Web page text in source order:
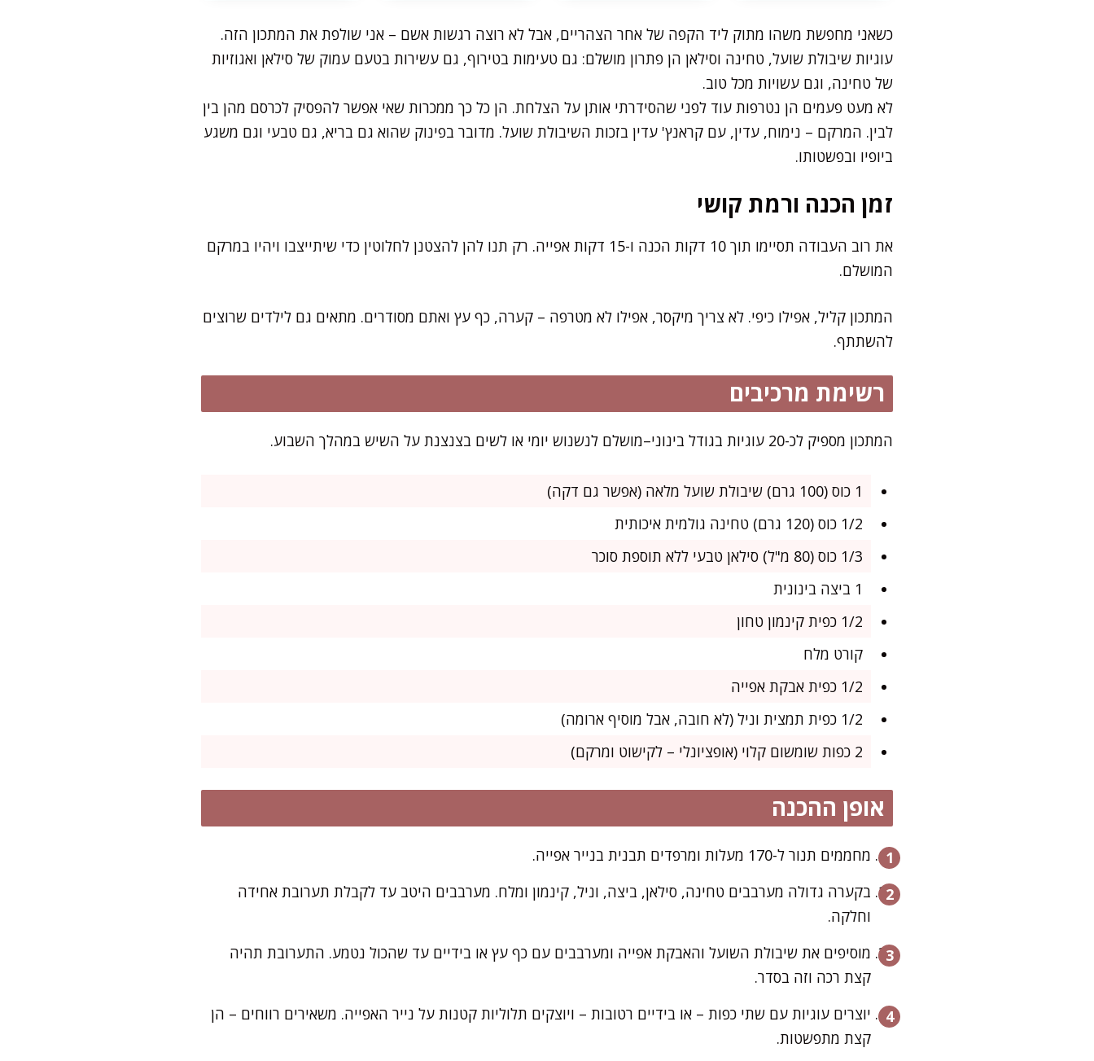
כשאני מחפשת משהו מתוק ליד הקפה של אחר הצהריים, אבל לא רוצה רגשות אשם – אני שולפת את המתכון הזה.
עוגיות שיבולת שועל, טחינה וסילאן הן פתרון מושלם: גם טעימות בטירוף, גם עשירות בטעם עמוק של סילאן ואגוזיות
של טחינה, וגם עשויות מכל טוב.
לא מעט פעמים הן נטרפות עוד לפני שהסידרתי אותן על הצלחת. הן כל כך ממכרות שאי אפשר להפסיק לכרסם מהן בין
לבין. המרקם – נימוח, עדין, עם קראנץ' עדין בזכות השיבולת שועל. מדובר בפינוק שהוא גם בריא, גם טבעי וגם משגע
ביופיו ובפשטותו.
זמן הכנה ורמת קושי
את רוב העבודה תסיימו תוך 10 דקות הכנה ו-15 דקות אפייה. רק תנו להן להצטנן לחלוטין כדי שיתייצבו ויהיו במרקם
המושלם.
המתכון קליל, אפילו כיפי. לא צריך מיקסר, אפילו לא מטרפה – קערה, כף עץ ואתם מסודרים. מתאים גם לילדים שרוצים
להשתתף.
רשימת מרכיבים
המתכון מספיק לכ-20 עוגיות בגודל בינוני–מושלם לנשנוש יומי או לשים בצנצנת על השיש במהלך השבוע.
1 כוס (100 גרם) שיבולת שועל מלאה (אפשר גם דקה)
1/2 כוס (120 גרם) טחינה גולמית איכותית
1/3 כוס (80 מ"ל) סילאן טבעי ללא תוספת סוכר
1 ביצה בינונית
1/2 כפית קינמון טחון
קורט מלח
1/2 כפית אבקת אפייה
1/2 כפית תמצית וניל (לא חובה, אבל מוסיף ארומה)
2 כפות שומשום קלוי (אופציונלי – לקישוט ומרקם)
אופן ההכנה
מחממים תנור ל-170 מעלות ומרפדים תבנית בנייר אפייה.
בקערה גדולה מערבבים טחינה, סילאן, ביצה, וניל, קינמון ומלח. מערבבים היטב עד לקבלת תערובת אחידה
וחלקה.
מוסיפים את שיבולת השועל והאבקת אפייה ומערבבים עם כף עץ או בידיים עד שהכול נטמע. התערובת תהיה
קצת רכה וזה בסדר.
יוצרים עוגיות עם שתי כפות – או בידיים רטובות – ויוצקים תלוליות קטנות על נייר האפייה. משאירים רווחים – הן
קצת מתפשטות.